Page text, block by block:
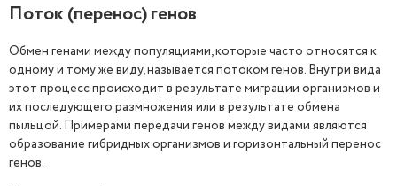
Поток (перенос) генов
Обмен генами между популяциями, которые часто относятся к
одному и тому же виду, называется потоком генов. Внутри вида
этот процесс происходит в результате миграции организмов и
их последующего размножения или в результате обмена
пыльцой. Примерами передачи генов между видами являются
образование гибридных организмов и горизонтальный перенос
генов.